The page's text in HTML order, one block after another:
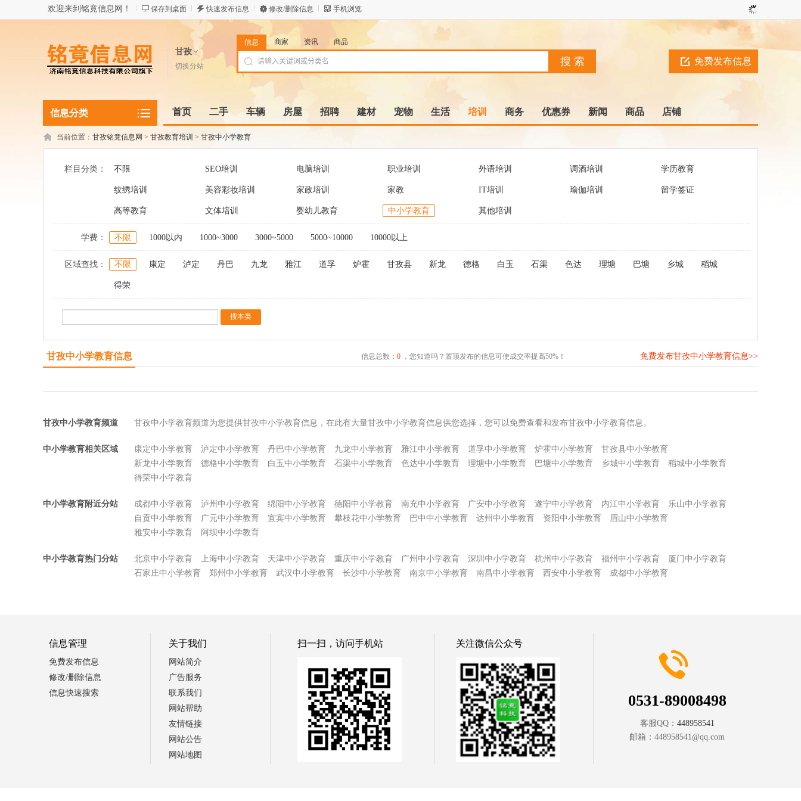
欢迎来到铭竟信息网！ 保存到桌面 快速发布信息 修改/删除信息 手机浏览
甘孜
切换分站 免费发布信息
信息 商家 资讯 商品
信息分类 首页 二手 车辆 房屋 招聘 建材 宠物 生活 培训 商务 优惠券 新闻 商品 店铺
当前位置： 甘孜铭竟信息网 > 甘孜教育培训 > 甘孜中小学教育
栏目分类： 不限 SEO培训 电脑培训 职业培训 外语培训 调酒培训 学历教育
纹绣培训 美容彩妆培训 家政培训 家教 IT培训 瑜伽培训 留学签证
高等教育 文体培训 婴幼儿教育 中小学教育 其他培训
学费： 不限 1000以内 1000~3000 3000~5000 5000~10000 10000以上
区域查找： 不限 康定 泸定 丹巴 九龙 雅江 道孚 炉霍 甘孜县 新龙 德格 白玉 石渠 色达 理塘 巴塘 乡城 稻城
得荣
甘孜中小学教育信息 信息总数： 0，您知道吗？置顶发布的信息可使成交率提高50%！ 免费发布甘孜中小学教育信息>>
甘孜中小学教育频道 甘孜中小学教育频道为您提供甘孜中小学教育信息，在此有大量甘孜中小学教育信息供您选择，您可以免费查看和发布甘孜中小学教育信息。
中小学教育相关区域 康定中小学教育 泸定中小学教育 丹巴中小学教育 九龙中小学教育 雅江中小学教育 道孚中小学教育 炉霍中小学教育
甘孜县中小学教育
新龙中小学教育
德格中小学教育 白玉中小学教育 石渠中小学教育 色达中小学教育 理塘中小学教育 巴塘中小学教育 乡城中小学教育
稻城中小学教育
得荣中小学教育
中小学教育附近分站 成都中小学教育 泸州中小学教育 绵阳中小学教育 德阳中小学教育 南充中小学教育 广安中小学教育 遂宁中小学教育 内江中小学教育
乐山中小学教育
自贡中小学教育
广元中小学教育 宜宾中小学教育 攀枝花中小学教育 巴中中小学教育 达州中小学教育 资阳中小学教育
眉山中小学教育
雅安中小学教育
阿坝中小学教育
中小学教育热门分站 北京中小学教育 上海中小学教育 天津中小学教育 重庆中小学教育 广州中小学教育 深圳中小学教育 杭州中小学教育 福州中小学教育
厦门中小学教育
石家庄中小学教育
郑州中小学教育 武汉中小学教育 长沙中小学教育 南京中小学教育 南昌中小学教育 西安中小学教育 成都中小学教育
信息管理
免费发布信息
修改/删除信息
信息快速搜索
关于我们
网站简介
广告服务
联系我们
网站帮助
友情链接
网站公告
网站地图
扫一扫，访问手机站 关注微信公众号
0531-89008498
客服QQ： 448958541
邮箱： 448958541@qq.com